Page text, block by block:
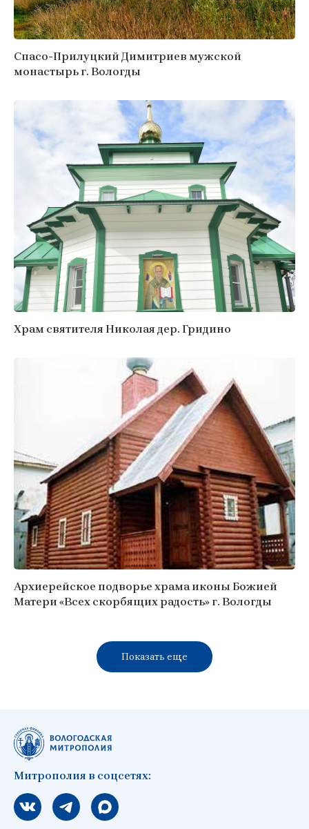
Спасо-Прилуцкий Димитриев мужской
монастырь г. Вологды
Храм святителя Николая дер. Гридино
Архиерейское подворье храма иконы Божией
Матери «Всех скорбящих радость» г. Вологды
Показать еще
Митрополия в соцсетях:
Мы вконтакте
Мы в telegram
Мы в Макс